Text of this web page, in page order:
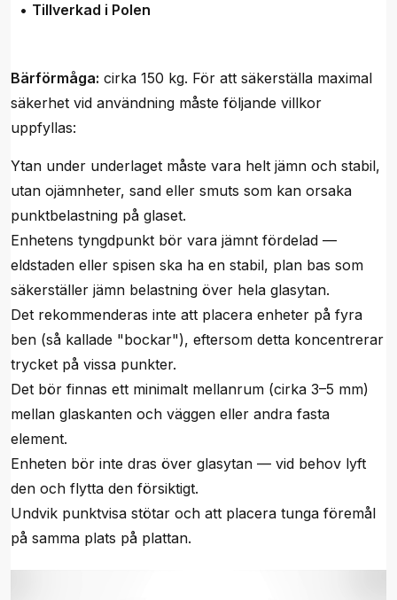
• Tillverkad i Polen
Bärförmåga: cirka 150 kg. För att säkerställa maximal
säkerhet vid användning måste följande villkor
uppfyllas:
Ytan under underlaget måste vara helt jämn och stabil,
utan ojämnheter, sand eller smuts som kan orsaka
punktbelastning på glaset.
Enhetens tyngdpunkt bör vara jämnt fördelad —
eldstaden eller spisen ska ha en stabil, plan bas som
säkerställer jämn belastning över hela glasytan.
Det rekommenderas inte att placera enheter på fyra
ben (så kallade "bockar"), eftersom detta koncentrerar
trycket på vissa punkter.
Det bör finnas ett minimalt mellanrum (cirka 3–5 mm)
mellan glaskanten och väggen eller andra fasta
element.
Enheten bör inte dras över glasytan — vid behov lyft
den och flytta den försiktigt.
Undvik punktvisa stötar och att placera tunga föremål
på samma plats på plattan.